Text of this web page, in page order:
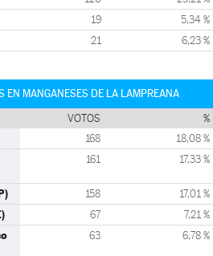
19 5,34 %
21 6,23 %
EN MANGANESES DE LA LAMPREANA
VOTOS %
168 18,08 %
161 17,33 %
158 17,01 %
67 7,21 %
63 6,78 %